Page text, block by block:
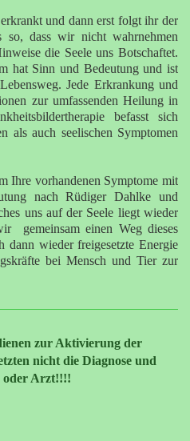
und dann erst folgt ihr der
so, dass wir nicht wahrnehmen
die Seele uns Botschaftet.
hat Sinn und Bedeutung und ist
Jede Erkrankung und
zur umfassenden Heilung in
befasst sich
als auch seelischen Symptomen
Ihre vorhandenen Symptome mit
nach Rüdiger Dahlke und
uns auf der Seele liegt wieder
gemeinsam einen Weg dieses
dann wieder freigesetzte Energie
bei Mensch und Tier zur
zur Aktivierung der
nicht die Diagnose und
oder Arzt!!!!